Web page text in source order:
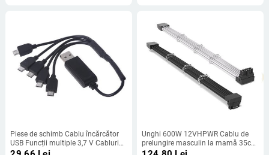
Piese de schimb Cablu încărcător
USB Funcții multiple 3,7 V Cabluri
de încărcare a bateriei Înlocuiește
Unghi 600W 12VHPWR Cablu de
prelungire masculin la mamă 35cm
90 de grade pentru RTX4080